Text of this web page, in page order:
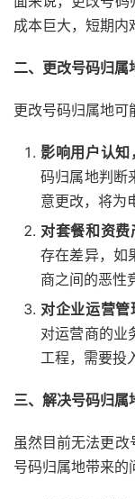
成本巨大，短期内
二、更改号码归属
更改号码归属地可
影响用户认知
码归属地判断
意更改，将为
对套餐和资费
存在差异，如
商之间的恶性
对企业运营管
对运营商的业
工程，需要投
三、解决号码归属
虽然目前无法更
号码归属地带来的